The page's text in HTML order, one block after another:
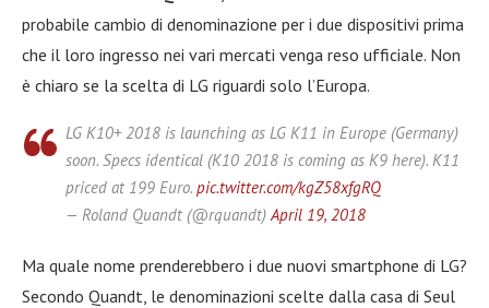
probabile cambio di denominazione per i due dispositivi prima
che il loro ingresso nei vari mercati venga reso ufficiale. Non
è chiaro se la scelta di LG riguardi solo l’Europa.
LG K10+ 2018 is launching as LG K11 in Europe (Germany)
soon. Specs identical (K10 2018 is coming as K9 here). K11
priced at 199 Euro. pic.twitter.com/kgZ58xfgRQ
— Roland Quandt (@rquandt) April 19, 2018
Ma quale nome prenderebbero i due nuovi smartphone di LG?
Secondo Quandt, le denominazioni scelte dalla casa di Seul